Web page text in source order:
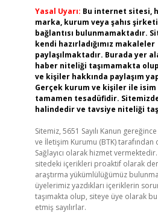
Yasal Uyarı: Bu internet sitesi,
marka, kurum veya şahıs
bağlantısı bulunmamaktadır.
kendi hazırladığımız makaleler
paylaşılmaktadır. Burada yer
haber niteliği taşımamakta
ve kişiler hakkında paylaşım
Gerçek kurum ve kişiler ile
tamamen tesadüfidir.
halindedir ve tavsiye niteliği
Sitemiz, 5651 Sayılı Kanun
ve İletişim Kurumu (BTK) tarafından
Sağlayıcı olarak hizmet
sitedeki içerikleri proaktif olarak
araştırma yükümlülüğümüz
üyelerimiz yazdıkları içeriklerin
taşımakta olup, siteye üye olarak
etmiş sayılırlar.